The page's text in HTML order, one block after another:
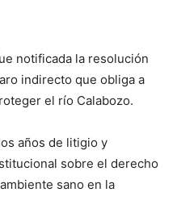
notificada la resolución
indirecto que obliga a
el río Calabozo.
años de litigio y
sobre el derecho
sano en la